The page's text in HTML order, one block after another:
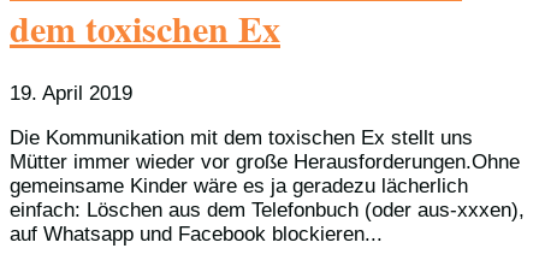
dem toxischen Ex
19. April 2019
Die Kommunikation mit dem toxischen Ex stellt uns
Mütter immer wieder vor große Herausforderungen.Ohne
gemeinsame Kinder wäre es ja geradezu lächerlich
einfach: Löschen aus dem Telefonbuch (oder aus-xxxen),
auf Whatsapp und Facebook blockieren...